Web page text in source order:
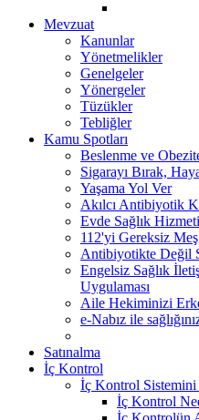
Mevzuat
Kanunlar
Yönetmelikler
Genelgeler
Yönergeler
Tüzükler
Tebliğler
Kamu Spotları
Beslenme ve
Sigarayı Bırak,
Yaşama Yol Ver
Akılcı Antibiyotik
Evde Sağlık Hizmeti
112'yi Gereksiz
Antibiyotikte Değil
Engelsiz Sağlık
Uygulaması
Aile Hekiminizi
e-Nabız ile
Satınalma
İç Kontrol
İç Kontrol Sistemini
İç Kontrol